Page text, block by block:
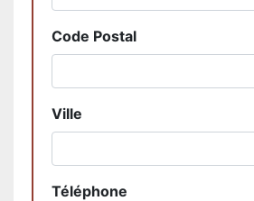
Code Postal
Ville
Téléphone